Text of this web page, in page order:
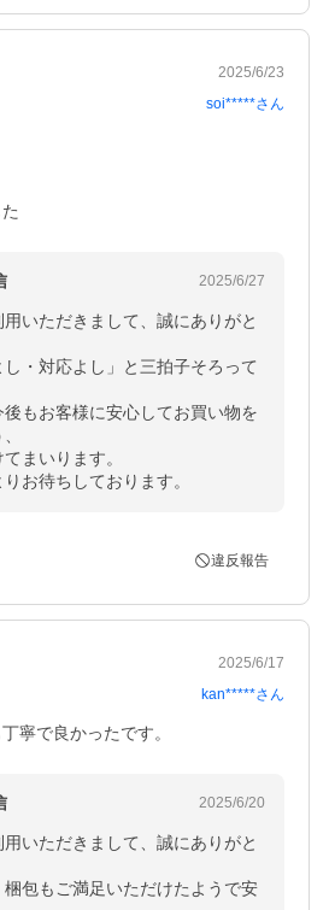
2025/6/23
soi*****さん
2025/6/27
いただきまして、誠にありがと
し・対応よし」と三拍子そろって
もお客様に安心してお買い物を
まいります。
お待ちしております。
違反報告
2025/6/17
kan*****さん
寧で良かったです。
2025/6/20
いただきまして、誠にありがと
包もご満足いただけたようで安